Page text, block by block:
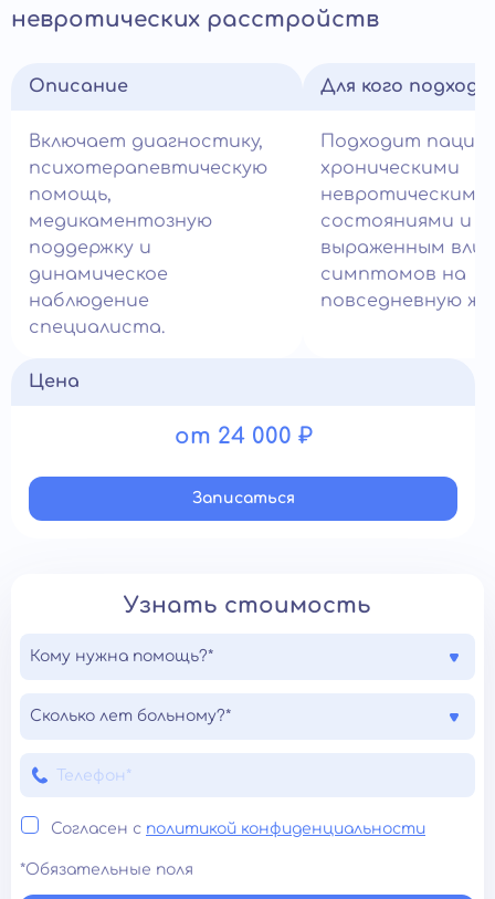
невротических расстройств
Описание
Включает диагностику,
психотерапевтическую
помощь,
медикаментозную
поддержку и
динамическое
наблюдение
специалиста.
Для кого
Подходит
хроническими
невротическими
состояниями и
выраженным
симптомов на
повседневную
Цена
от 24 000 ₽
Записатьcя
Узнать стоимость
Кому нужна помощь?*
Сколько лет больному?*
Согласен с политикой конфиденциальности
*Обязательные поля